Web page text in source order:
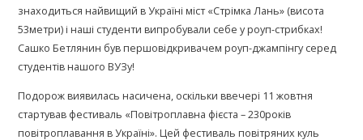
знаходиться найвищий в Україні міст «Стрімка Лань» (висота
53метри) і наші студенти випробували себе у роуп-стрибках!
Сашко Бетлянин був першовідкривачем роуп-джампінгу серед
студентів нашого ВУЗу!
Подорож виявилась насичена, оскільки ввечері 11 жовтня
стартував фестиваль «Повітроплавна фієста – 230років
повітроплавання в Україні». Цей фестиваль повітряних куль